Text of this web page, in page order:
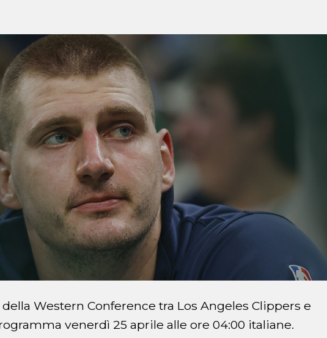
Western Conference tra Los Angeles Clippers e
venerdì 25 aprile alle ore 04:00 italiane.